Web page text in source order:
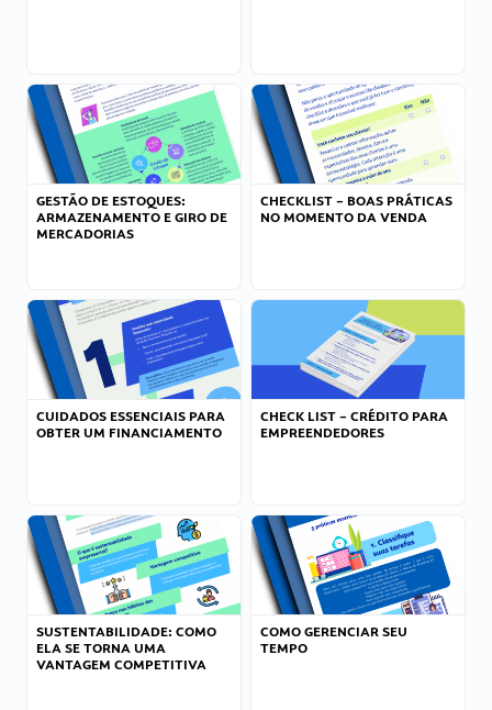
GESTÃO DE ESTOQUES:
ARMAZENAMENTO E GIRO DE
MERCADORIAS
CHECKLIST – BOAS PRÁTICAS
NO MOMENTO DA VENDA
CUIDADOS ESSENCIAIS PARA
OBTER UM FINANCIAMENTO
CHECK LIST – CRÉDITO PARA
EMPREENDEDORES
SUSTENTABILIDADE: COMO
ELA SE TORNA UMA
VANTAGEM COMPETITIVA
COMO GERENCIAR SEU
TEMPO